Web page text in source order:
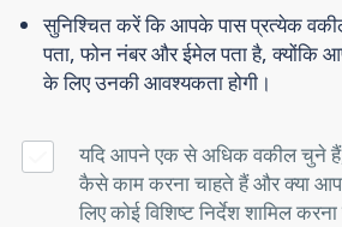
सुनिश्चित करें कि आपके पास प्रत्येक वकील
पता, फोन नंबर और ईमेल पता है, क्योंकि
के लिए उनकी आवश्यकता होगी।
यदि आपने एक से अधिक वकील चुने
कैसे काम करना चाहते हैं और क्या
लिए कोई विशिष्ट निर्देश शामिल